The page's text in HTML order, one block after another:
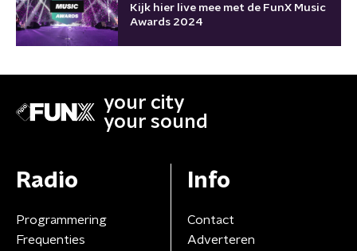
Kijk hier live mee met de FunX Music
Awards 2024
your city
your sound
Radio
Programmering
Frequenties
Info
Contact
Adverteren